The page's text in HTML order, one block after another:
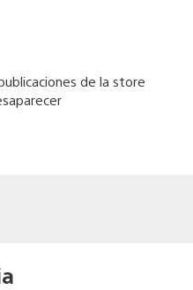
de la store